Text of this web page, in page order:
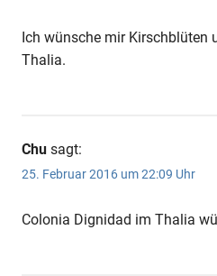
Ich wünsche mir Kirschblüten
Thalia.
Chu sagt:
25. Februar 2016 um 22:09 Uhr
Colonia Dignidad im Thalia